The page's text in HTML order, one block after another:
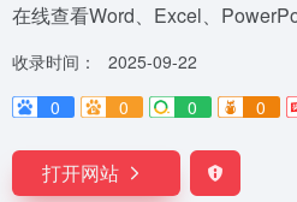
在线查看Word、Excel、
收录时间：
2025-09-22
0
0 0 0
打开网站